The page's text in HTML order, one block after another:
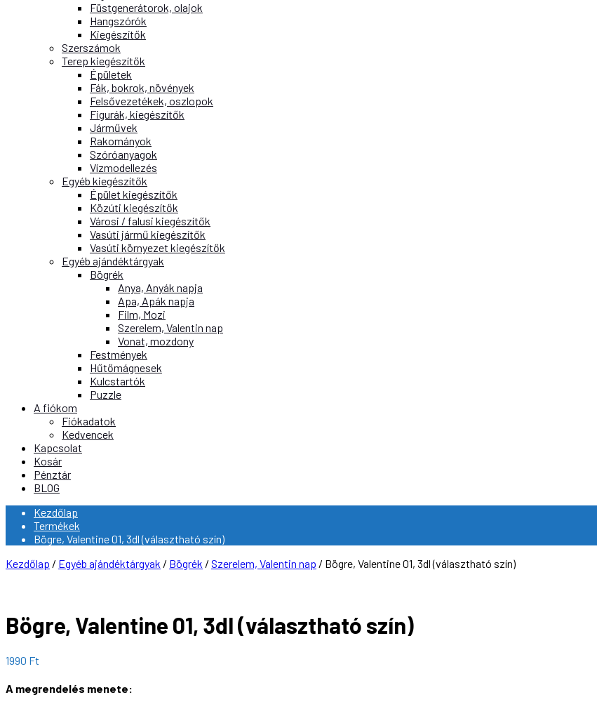
Füstgenerátorok, olajok
Hangszórók
Kiegészítők
Szerszámok
Terep kiegészítők
Épületek
Fák, bokrok, növények
Felsővezetékek, oszlopok
Figurák, kiegészítők
Járművek
Rakományok
Szóróanyagok
Vízmodellezés
Egyéb kiegészítők
Épület kiegészítők
Közúti kiegészítők
Városi / falusi kiegészítők
Vasúti jármű kiegészítők
Vasúti környezet kiegészítők
Egyéb ajándéktárgyak
Bögrék
Anya, Anyák napja
Apa, Apák napja
Film, Mozi
Szerelem, Valentin nap
Vonat, mozdony
Festmények
Hűtőmágnesek
Kulcstartók
Puzzle
A fiókom
Fiókadatok
Kedvencek
Kapcsolat
Kosár
Pénztár
BLOG
Kezdőlap
Termékek
Bögre, Valentine 01, 3dl (választható szín)
Kezdőlap / Egyéb ajándéktárgyak / Bögrék / Szerelem, Valentin nap / Bögre, Valentine 01, 3dl (választható szín)
Bögre, Valentine 01, 3dl (választható szín)
1990 Ft
A megrendelés menete: